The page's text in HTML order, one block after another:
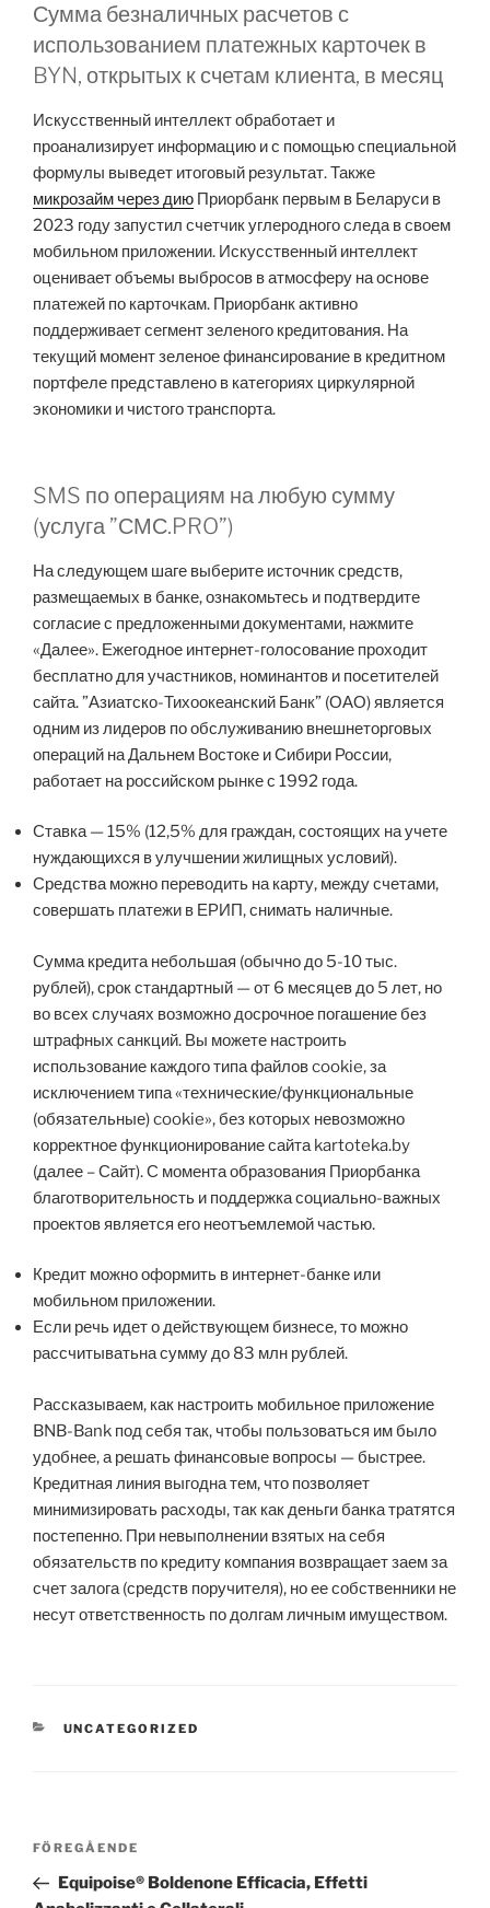
Сумма безналичных расчетов с
использованием платежных карточек в
BYN, открытых к счетам клиента, в месяц
Искусственный интеллект обработает и
проанализирует информацию и с помощью специальной
формулы выведет итоговый результат. Также
микрозайм через дию Приорбанк первым в Беларуси в
2023 году запустил счетчик углеродного следа в своем
мобильном приложении. Искусственный интеллект
оценивает объемы выбросов в атмосферу на основе
платежей по карточкам. Приорбанк активно
поддерживает сегмент зеленого кредитования. На
текущий момент зеленое финансирование в кредитном
портфеле представлено в категориях циркулярной
экономики и чистого транспорта.
SMS по операциям на любую сумму
(услуга ”СМС.PRO”)
На следующем шаге выберите источник средств,
размещаемых в банке, ознакомьтесь и подтвердите
согласие с предложенными документами, нажмите
«Далее». Ежегодное интернет-голосование проходит
бесплатно для участников, номинантов и посетителей
сайта. ”Азиатско-Тихоокеанский Банк” (ОАО) является
одним из лидеров по обслуживанию внешнеторговых
операций на Дальнем Востоке и Сибири России,
работает на российском рынке с 1992 года.
Ставка — 15% (12,5% для граждан, состоящих на учете
нуждающихся в улучшении жилищных условий).
Средства можно переводить на карту, между счетами,
совершать платежи в ЕРИП, снимать наличные.
Сумма кредита небольшая (обычно до 5-10 тыс.
рублей), срок стандартный — от 6 месяцев до 5 лет, но
во всех случаях возможно досрочное погашение без
штрафных санкций. Вы можете настроить
использование каждого типа файлов cookie, за
исключением типа «технические/функциональные
(обязательные) cookie», без которых невозможно
корректное функционирование сайта kartoteka.by
(далее – Сайт). С момента образования Приорбанка
благотворительность и поддержка социально-важных
проектов является его неотъемлемой частью.
Кредит можно оформить в интернет-банке или
мобильном приложении.
Если речь идет о действующем бизнесе, то можно
рассчитыватьна сумму до 83 млн рублей.
Рассказываем, как настроить мобильное приложение
BNB-Bank под себя так, чтобы пользоваться им было
удобнее, а решать финансовые вопросы — быстрее.
Кредитная линия выгодна тем, что позволяет
минимизировать расходы, так как деньги банка тратятся
постепенно. При невыполнении взятых на себя
обязательств по кредиту компания возвращает заем за
счет залога (средств поручителя), но ее собственники не
несут ответственность по долгам личным имуществом.
KATEGORIER
UNCATEGORIZED
Inläggsnavigering
Föregående
inlägg
FÖREGÅENDE
Equipoise® Boldenone Efficacia, Effetti